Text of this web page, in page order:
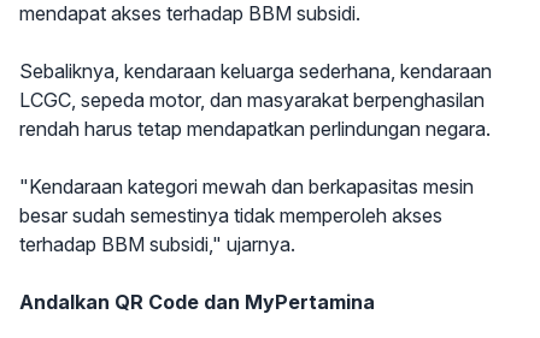
mendapat akses terhadap BBM subsidi.
Sebaliknya, kendaraan keluarga sederhana, kendaraan
LCGC, sepeda motor, dan masyarakat berpenghasilan
rendah harus tetap mendapatkan perlindungan negara.
"Kendaraan kategori mewah dan berkapasitas mesin
besar sudah semestinya tidak memperoleh akses
terhadap BBM subsidi," ujarnya.
Andalkan QR Code dan MyPertamina